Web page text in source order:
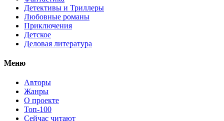
Детективы и Триллеры
Любовные романы
Приключения
Детское
Деловая литература
Меню
Авторы
Жанры
О проекте
Топ-100
Сейчас читают